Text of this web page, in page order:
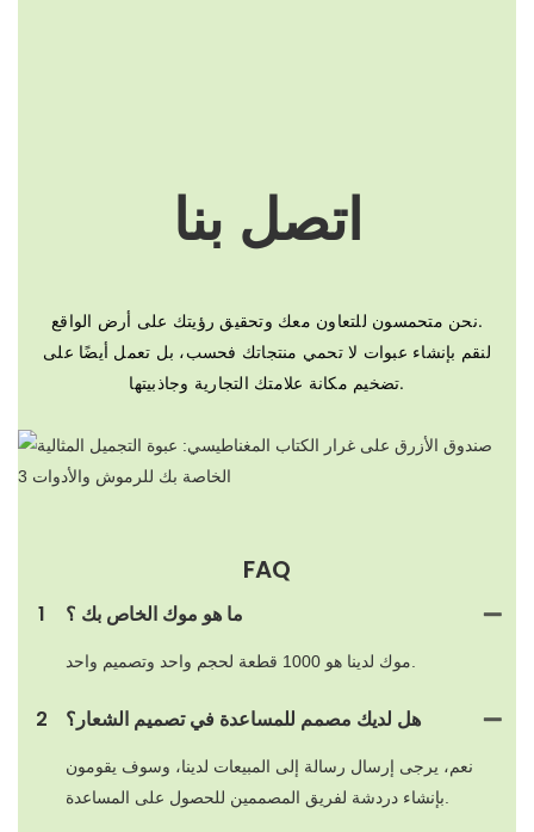
اتصل بنا
نحن متحمسون للتعاون معك وتحقيق رؤيتك على أرض الواقع.
لنقم بإنشاء عبوات لا تحمي منتجاتك فحسب، بل تعمل أيضًا على
تضخيم مكانة علامتك التجارية وجاذبيتها.
FAQ
1 ما هو موك الخاص بك ؟
2 هل لديك مصمم للمساعدة في تصميم الشعار؟
نعم، يرجى إرسال رسالة إلى المبيعات لدينا، وسوف يقومون